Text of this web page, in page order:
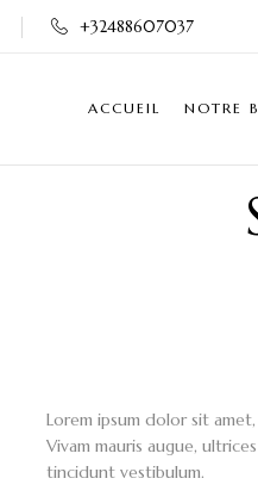
+32488607037
ACCUEIL NOTRE
Lorem ipsum dolor sit
Vivam mauris augue,
tincidunt vestibulum.